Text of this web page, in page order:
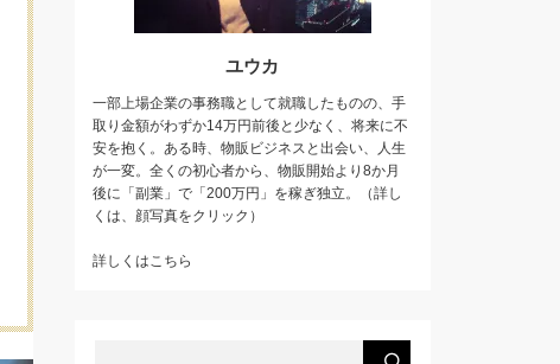
ユウカ
一部上場企業の事務職として就職したものの、手
取り金額がわずか14万円前後と少なく、将来に不
安を抱く。ある時、物販ビジネスと出会い、人生
が一変。全くの初心者から、物販開始より8か月
後に「副業」で「200万円」を稼ぎ独立。（詳し
くは、顔写真をクリック）
詳しくはこちら